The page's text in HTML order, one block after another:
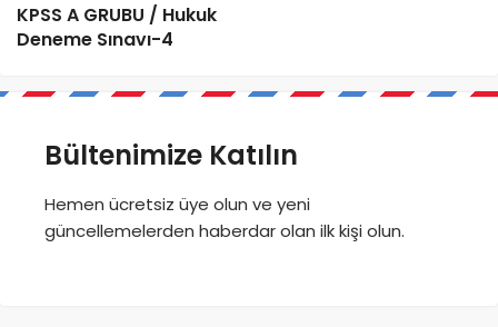
KPSS A GRUBU / Hukuk
Deneme Sınavı-4
Bültenimize Katılın
Hemen ücretsiz üye olun ve yeni
güncellemelerden haberdar olan ilk kişi olun.